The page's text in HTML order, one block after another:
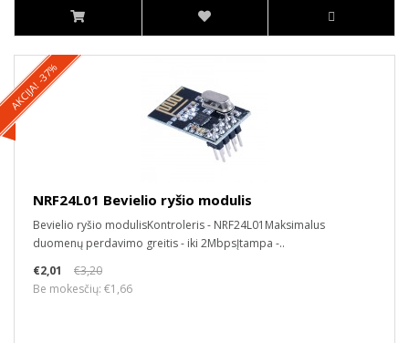
AKCIJA! -37%
NRF24L01 Bevielio ryšio modulis
Bevielio ryšio modulisKontroleris - NRF24L01Maksimalus
duomenų perdavimo greitis - iki 2MbpsĮtampa -..
€2,01
€3,20
Be mokesčių: €1,66